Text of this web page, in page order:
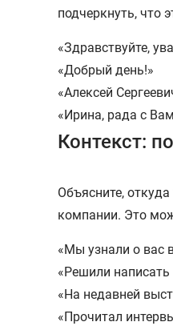
подчеркнуть, что
«Здравствуйте,
«Добрый день!»
«Алексей
«Ирина, рада с
Контекст:
Объясните,
компании. Это
«Мы узнали о вас
«Решили
«На недавней
«Прочитал